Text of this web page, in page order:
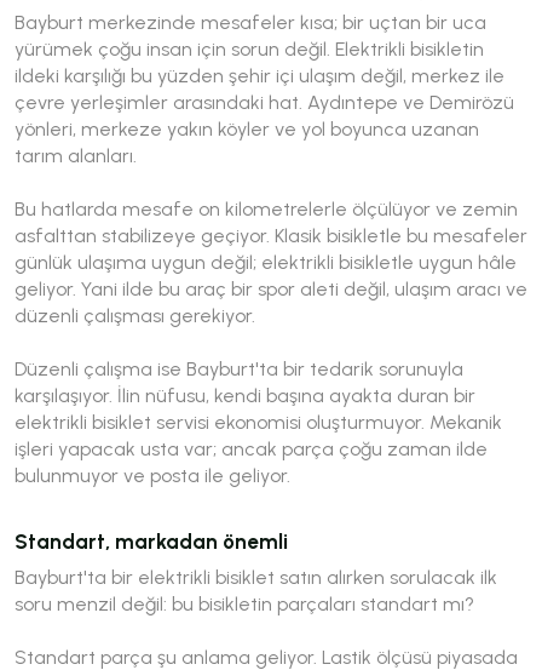
Bayburt merkezinde mesafeler kısa; bir uçtan bir uca
yürümek çoğu insan için sorun değil. Elektrikli bisikletin
ildeki karşılığı bu yüzden şehir içi ulaşım değil, merkez ile
çevre yerleşimler arasındaki hat. Aydıntepe ve Demirözü
yönleri, merkeze yakın köyler ve yol boyunca uzanan
tarım alanları.
Bu hatlarda mesafe on kilometrelerle ölçülüyor ve zemin
asfalttan stabilizeye geçiyor. Klasik bisikletle bu mesafeler
günlük ulaşıma uygun değil; elektrikli bisikletle uygun hâle
geliyor. Yani ilde bu araç bir spor aleti değil, ulaşım aracı ve
düzenli çalışması gerekiyor.
Düzenli çalışma ise Bayburt'ta bir tedarik sorunuyla
karşılaşıyor. İlin nüfusu, kendi başına ayakta duran bir
elektrikli bisiklet servisi ekonomisi oluşturmuyor. Mekanik
işleri yapacak usta var; ancak parça çoğu zaman ilde
bulunmuyor ve posta ile geliyor.
Standart, markadan önemli
Bayburt'ta bir elektrikli bisiklet satın alırken sorulacak ilk
soru menzil değil: bu bisikletin parçaları standart mı?
Standart parça şu anlama geliyor. Lastik ölçüsü piyasada